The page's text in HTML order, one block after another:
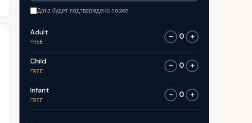
Дата будет подтверждена позже
Adult
FREE
− 0 +
Child
FREE
− 0 +
Infant
FREE
− 0 +